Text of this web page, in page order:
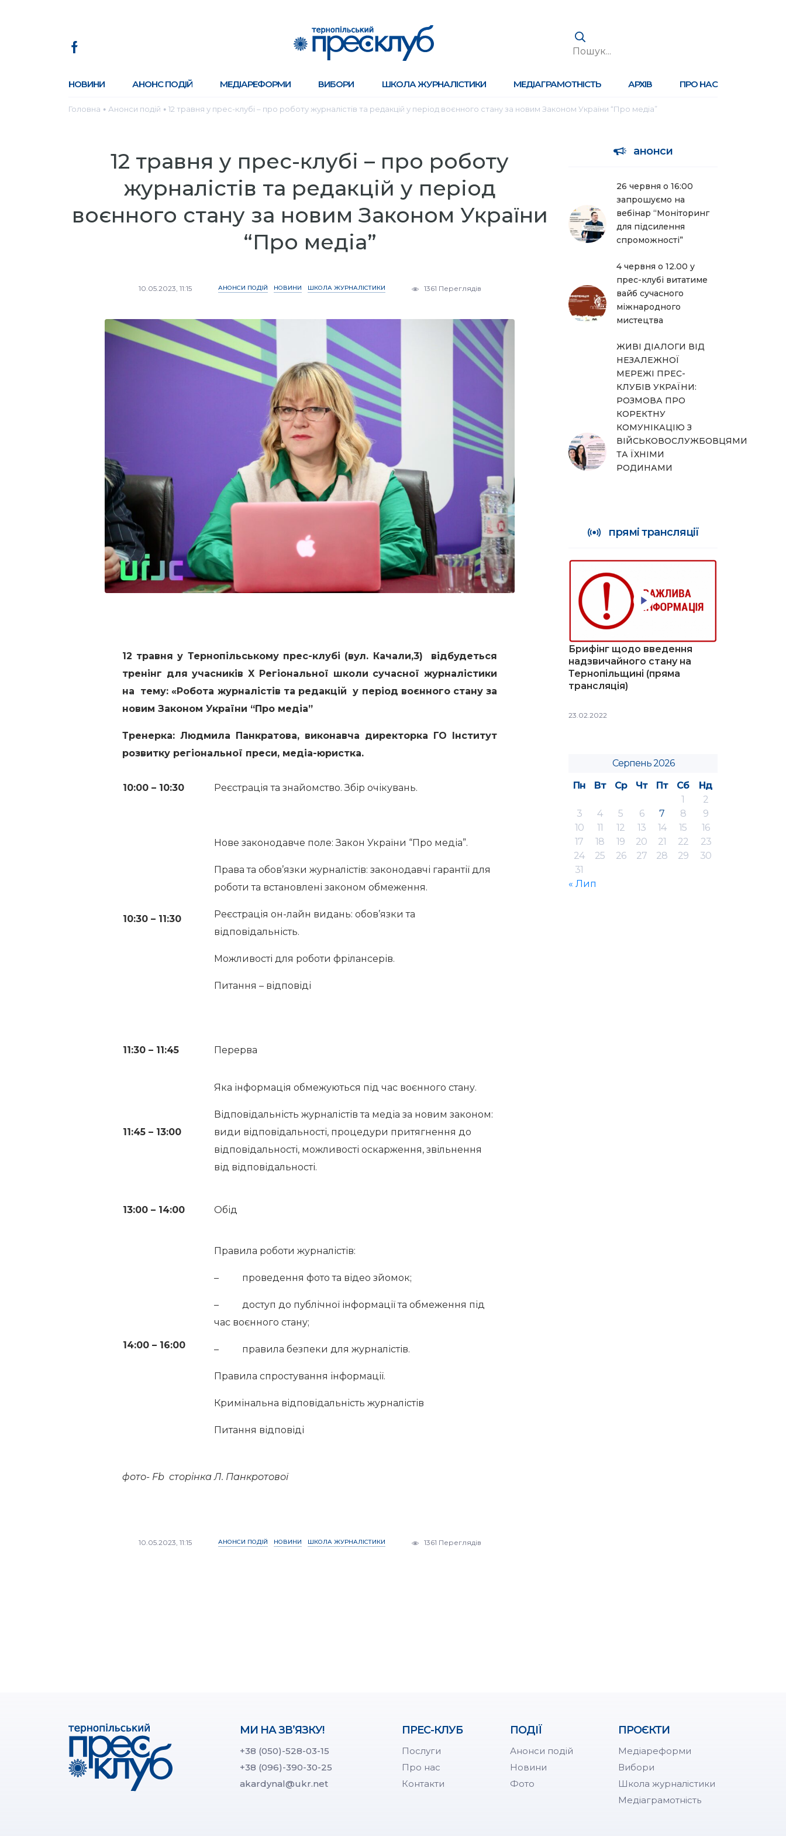
НОВИНИ АНОНС ПОДІЙ МЕДІАРЕФОРМИ ВИБОРИ ШКОЛА ЖУРНАЛІСТИКИ МЕДІАГРАМОТНІСТЬ АРХІВ ПРО НАС
Головна ● Анонси подій ● 12 травня у прес-клубі – про роботу журналістів та редакцій у період воєнного стану за новим Законом України “Про медіа”
12 травня у прес-клубі – про роботу
журналістів та редакцій у період
воєнного стану за новим Законом України
“Про медіа”
10.05.2023, 11:15 АНОНСИ ПОДІЙ НОВИНИ ШКОЛА ЖУРНАЛІСТИКИ 1361 Переглядів
12 травняу Тернопільському прес-клубі (вул. Качали,3) відбудеться
тренінг для учасників X Регіональної школи сучасної журналістики
на тему: «Робота журналістів та редакцій у період воєнного стану за
новим Законом України “Про медіа”
Тренерка: Людмила Панкратова, виконавча директорка ГО Інститут
розвитку регіональної преси, медіа-юристка.
10:00 – 10:30 Реєстрація та знайомство. Збір очікувань.
10:30 – 11:30
Нове законодавче поле: Закон України “Про медіа”.
Права та обов’язки журналістів: законодавчі гарантії для
роботи та встановлені законом обмеження.
Реєстрація он-лайн видань: обов’язки та
відповідальність.
Можливості для роботи фрілансерів.
Питання – відповіді
11:30 – 11:45 Перерва
11:45 – 13:00
Яка інформація обмежуються під час воєнного стану.
Відповідальність журналістів та медіа за новим законом:
види відповідальності, процедури притягнення до
відповідальності, можливості оскарження, звільнення
від відповідальності.
13:00 – 14:00 Обід
14:00 – 16:00
Правила роботи журналістів:
– проведення фото та відео зйомок;
– доступ до публічної інформації та обмеження під
час воєнного стану;
– правила безпеки для журналістів.
Правила спростування інформації.
Кримінальна відповідальність журналістів
Питання відповіді
фото- Fb сторінка Л. Панкротової
10.05.2023, 11:15 АНОНСИ ПОДІЙ НОВИНИ ШКОЛА ЖУРНАЛІСТИКИ 1361 Переглядів
анонси
26 червня о 16:00
запрошуємо на
вебінар “Моніторинг
для підсилення
спроможності”
4 червня о 12.00 у
прес-клубі витатиме
вайб сучасного
міжнародного
мистецтва
ЖИВІ ДІАЛОГИ ВІД
НЕЗАЛЕЖНОЇ
МЕРЕЖІ ПРЕС-
КЛУБІВ УКРАЇНИ:
РОЗМОВА ПРО
КОРЕКТНУ
КОМУНІКАЦІЮ З
ВІЙСЬКОВОСЛУЖБОВЦЯМИ
ТА ЇХНІМИ
РОДИНАМИ
прямі трансляції
Брифінг щодо введення
надзвичайного стану на
Тернопільщині (пряма
трансляція)
23.02.2022
Серпень 2026
Пн
Вт Ср Чт Пт Сб
Нд
1
2
3
4 5 6 7 8
9
10
11 12 13 14 15
16
17
18 19 20 21 22
23
24
25 26 27 28 29
30
31
« Лип
МИ НА ЗВ’ЯЗКУ!
+38 (050)-528-03-15
+38 (096)-390-30-25
akardynal@ukr.net
ПРЕС-КЛУБ
Послуги
Про нас
Контакти
ПОДІЇ
Анонси подій
Новини
Фото
ПРОЄКТИ
Медіареформи
Вибори
Школа журналістики
Медіаграмотність